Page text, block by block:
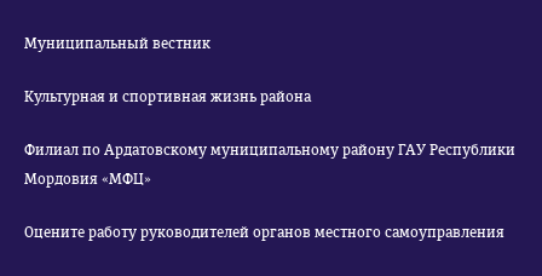
Муниципальный вестник
Культурная и спортивная жизнь района
Филиал по Ардатовскому муниципальному району ГАУ Республики
Мордовия «МФЦ»
Оцените работу руководителей органов местного самоуправления